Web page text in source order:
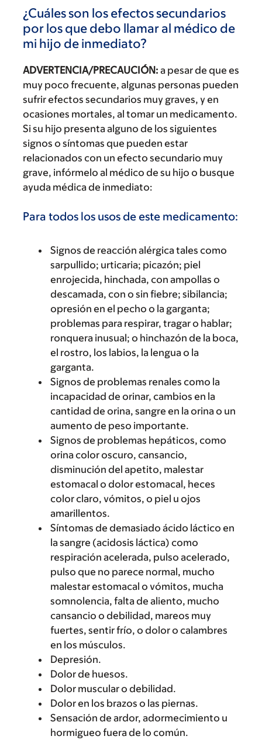
¿Cuáles son los efectos secundarios
por los que debo llamar al médico de
mi hijo de inmediato?
ADVERTENCIA/PRECAUCIÓN: a pesar de que es
muy poco frecuente, algunas personas pueden
sufrir efectos secundarios muy graves, y en
ocasiones mortales, al tomar un medicamento.
Si su hijo presenta alguno de los siguientes
signos o síntomas que pueden estar
relacionados con un efecto secundario muy
grave, infórmelo al médico de su hijo o busque
ayuda médica de inmediato:
Para todos los usos de este medicamento:
Signos de reacción alérgica tales como
sarpullido; urticaria; picazón; piel
enrojecida, hinchada, con ampollas o
descamada, con o sin fiebre; sibilancia;
opresión en el pecho o la garganta;
problemas para respirar, tragar o hablar;
ronquera inusual; o hinchazón de la boca,
el rostro, los labios, la lengua o la
garganta.
Signos de problemas renales como la
incapacidad de orinar, cambios en la
cantidad de orina, sangre en la orina o un
aumento de peso importante.
Signos de problemas hepáticos, como
orina color oscuro, cansancio,
disminución del apetito, malestar
estomacal o dolor estomacal, heces
color claro, vómitos, o piel u ojos
amarillentos.
Síntomas de demasiado ácido láctico en
la sangre (acidosis láctica) como
respiración acelerada, pulso acelerado,
pulso que no parece normal, mucho
malestar estomacal o vómitos, mucha
somnolencia, falta de aliento, mucho
cansancio o debilidad, mareos muy
fuertes, sentir frío, o dolor o calambres
en los músculos.
Depresión.
Dolor de huesos.
Dolor muscular o debilidad.
Dolor en los brazos o las piernas.
Sensación de ardor, adormecimiento u
hormigueo fuera de lo común.